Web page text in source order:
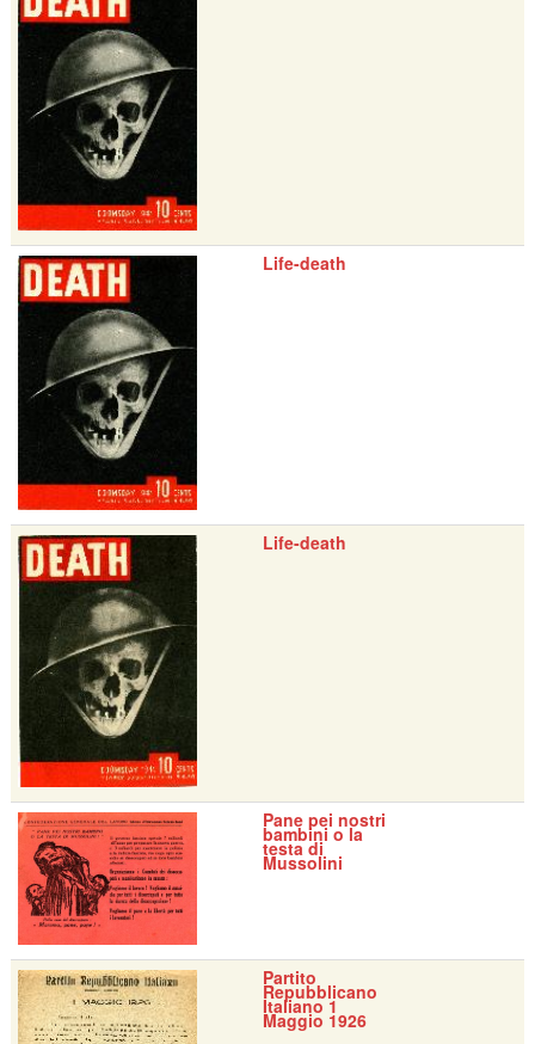
Life-death
Life-death
Pane pei nostri
bambini o la
testa di
Mussolini
Partito
Repubblicano
Italiano 1
Maggio 1926